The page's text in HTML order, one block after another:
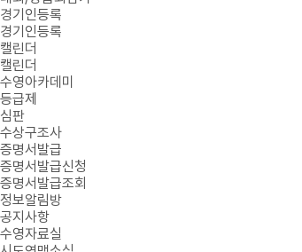
경기인등록
경기인등록
캘린더
캘린더
수영아카데미
등급제
심판
수상구조사
증명서발급
증명서발급신청
증명서발급조회
정보알림방
공지사항
수영자료실